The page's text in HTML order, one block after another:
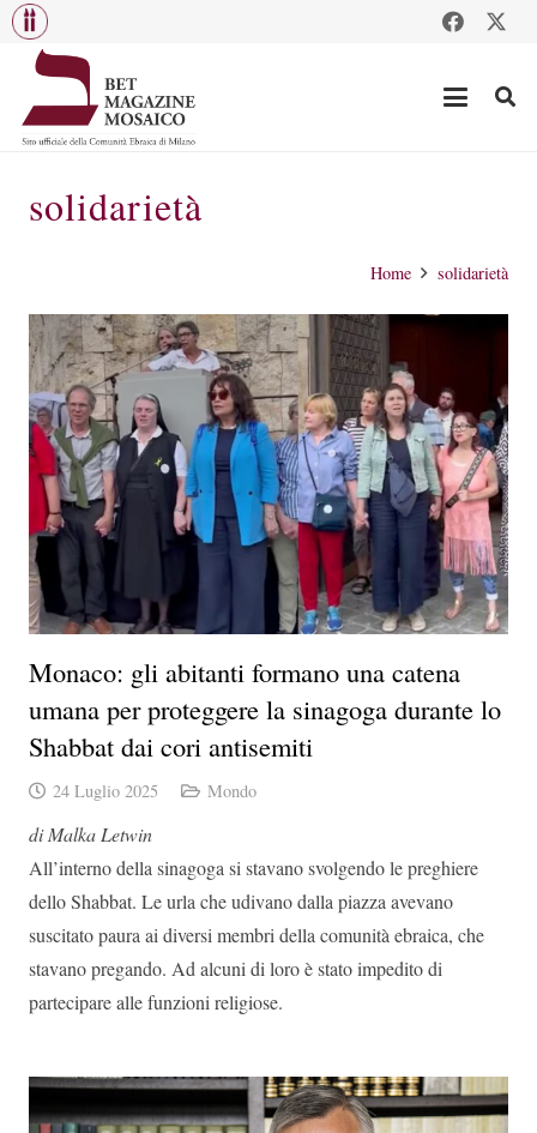
solidarietà
Home solidarietà
Monaco: gli abitanti formano una catena
umana per proteggere la sinagoga durante lo
Shabbat dai cori antisemiti
24 Luglio 2025 Mondo
di Malka Letwin
All’interno della sinagoga si stavano svolgendo le preghiere
dello Shabbat. Le urla che udivano dalla piazza avevano
suscitato paura ai diversi membri della comunità ebraica, che
stavano pregando. Ad alcuni di loro è stato impedito di
partecipare alle funzioni religiose.